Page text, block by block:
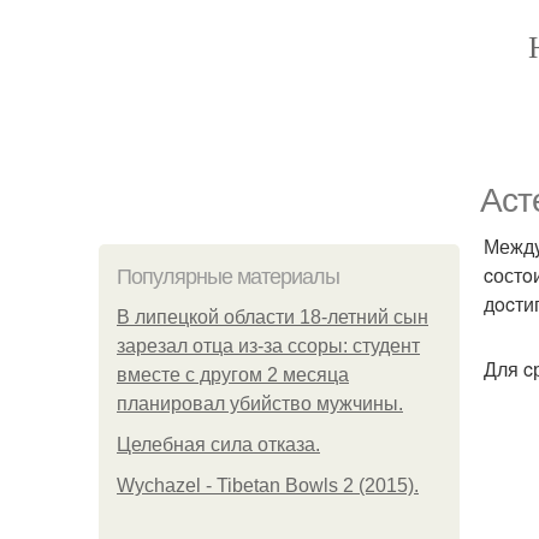
Популярные материалы
В липецкой области 18-летний сын
зарезал отца из-за ссоры: студент
вместе с другом 2 месяца
планировал убийство мужчины.
Целебная сила отказа.
Wychazel - Tibetan Bowls 2 (2015).
Для